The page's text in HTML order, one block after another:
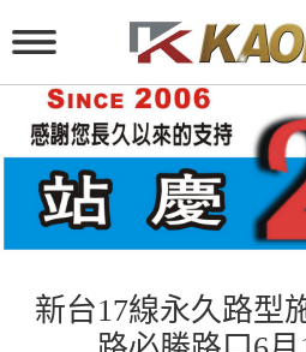
新台17線永久路